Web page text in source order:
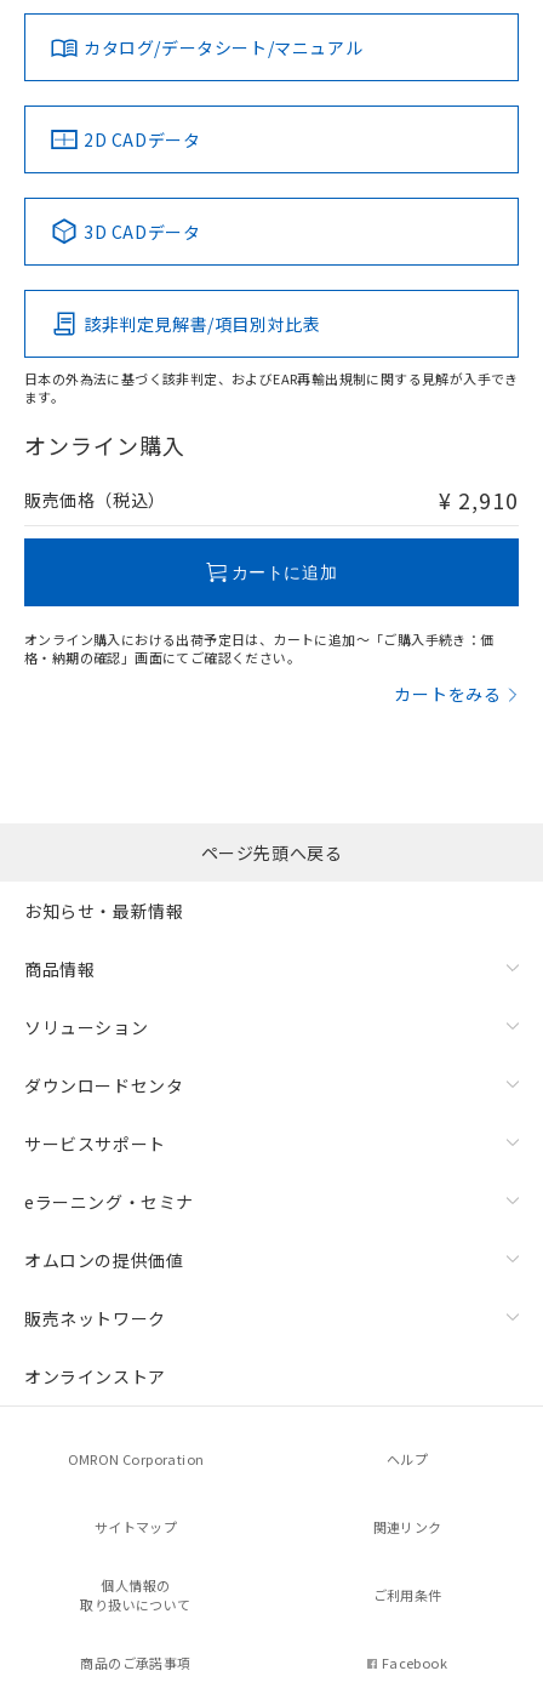
ダウンロードデータをご利用いただく前に、以下を必ずお読
みください。
ソフトウェアの使用条件
対応済み
中国 RoHS 注意事項・凡例
Pb Hg Cd Cr(VI)
O
在庫等で未対応品が混在する可能性があります。
問い合わせください。
LR型式承認
（イギリス
船舶規格）
DNV型式承認
（ノルウェー
BV型式承認
（フランス
KR型式
（韓国
No No No No
この製品の規格認証/適合状況ページへ
その他の認証はこちらのページからご検索ください
カタログ/データシート/マニュアル
2D CADデータ
3D CADデータ
該非判定見解書/項目別対比表
日本の外為法に基づく該非判定、およびEAR再輸出規制に関する見解が入手でき
ます。
オンライン購入
販売価格（税込） ¥ 2,910
カートに追加
オンライン購入における出荷予定日は、カートに追加～「ご購入手続き：価
格・納期の確認」画面にてご確認ください。
カートをみる
ページ先頭へ戻る
お知らせ・最新情報
商品情報
ソリューション
ダウンロードセンタ
サービスサポート
eラーニング・セミナ
オムロンの提供価値
販売ネットワーク
オンラインストア
OMRON Corporation ヘルプ
サイトマップ 関連リンク
個人情報の
取り扱いについて
ご利用条件
商品のご承諾事項 Facebook